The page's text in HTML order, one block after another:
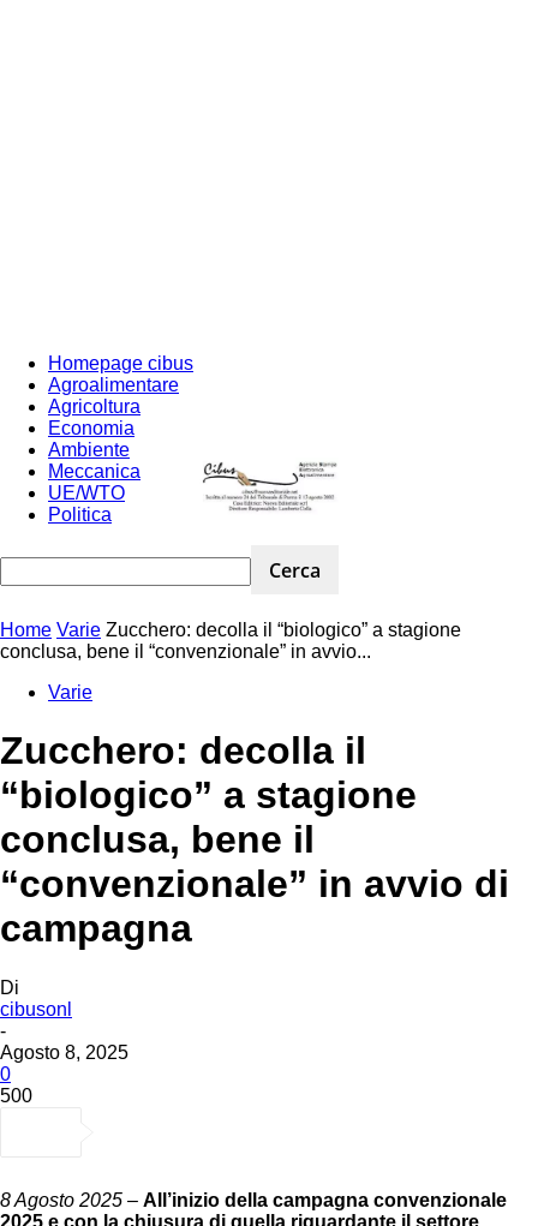
Homepage cibus
Agroalimentare
Agricoltura
Economia
Ambiente
Meccanica
UE/WTO
Politica
Home Varie Zucchero: decolla il “biologico” a stagione
conclusa, bene il “convenzionale” in avvio...
Varie
Zucchero: decolla il
“biologico” a stagione
conclusa, bene il
“convenzionale” in avvio di
campagna
Di
cibusonl
-
Agosto 8, 2025
0
500
8 Agosto 2025 – All’inizio della campagna convenzionale
2025 e con la chiusura di quella riguardante il settore